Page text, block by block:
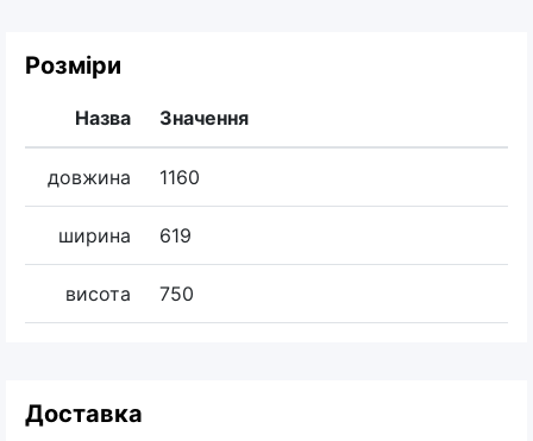
Розміри
Назва Значення
довжина 1160
ширина 619
висота 750
Доставка